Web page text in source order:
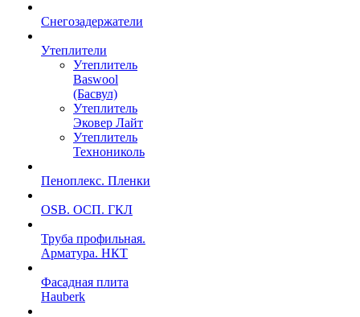
Снегозадержатели
Утеплители
Утеплитель
Baswool
(Басвул)
Утеплитель
Эковер Лайт
Утеплитель
Технониколь
Пеноплекс. Пленки
OSB. ОСП. ГКЛ
Труба профильная.
Арматура. НКТ
Фасадная плита
Hauberk